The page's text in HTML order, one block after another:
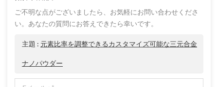
ご不明な点がございましたら、お気軽にお問い合わせくださ
い。あなたの質問にお答えできたら幸いです。
主題 : 元素比率を調整できるカスタマイズ可能な三元合金
ナノパウダー